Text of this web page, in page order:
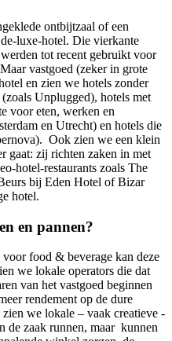
ontbijtzaal of een
luxe-hotel. Die vierkante
tot recent gebruikt voor
vastgoed (zeker in grote
en zien we hotels zonder
Unplugged), hotels met
voor eten, werken en
en Utrecht) en hotels die
Ook zien we een klein
gaat: zij richten zaken in met
hotel-restaurants zoals The
bij Eden Hotel of Bizar
hotel.
en pannen?
food & beverage kan deze
we lokale operators die dat
van het vastgoed beginnen
rendement op de dure
we lokale – vaak creatieve -
de zaak runnen, maar kunnen